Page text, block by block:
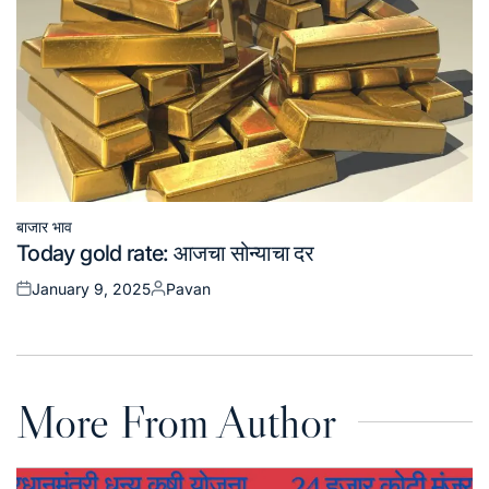
Posted
in
बाजार भाव
Today gold rate: आजचा सोन्याचा दर
Posted
January 9, 2025
Posted
Pavan
More From Author